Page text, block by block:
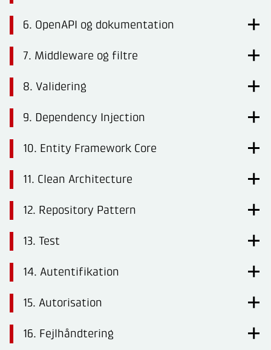
6. OpenAPI og dokumentation
7. Middleware og filtre
8. Validering
9. Dependency Injection
10. Entity Framework Core
11. Clean Architecture
12. Repository Pattern
13. Test
14. Autentifikation
15. Autorisation
16. Fejlhåndtering